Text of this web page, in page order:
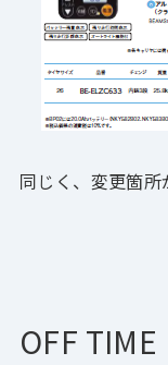
同じく、変更箇
OFF